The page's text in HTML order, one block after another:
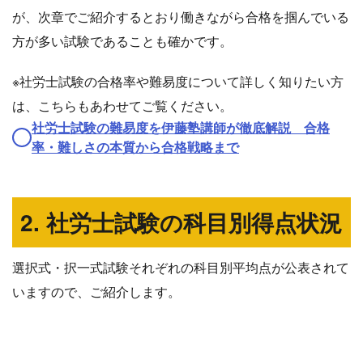
が、次章でご紹介するとおり働きながら合格を掴んでいる
方が多い試験であることも確かです。
※社労士試験の合格率や難易度について詳しく知りたい方
は、こちらもあわせてご覧ください。
社労士試験の難易度を伊藤塾講師が徹底解説 合格
率・難しさの本質から合格戦略まで
2. 社労士試験の科目別得点状況
選択式・択一式試験それぞれの科目別平均点が公表されて
いますので、ご紹介します。